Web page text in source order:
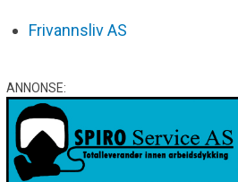
Frivannsliv AS
ANNONSE: